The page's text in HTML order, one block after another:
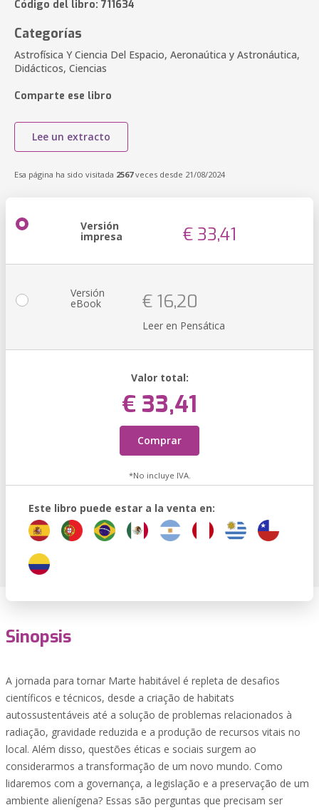
Código del libro: 711634
Categorías
Astrofísica Y Ciencia Del Espacio, Aeronaútica y Astronáutica,
Didácticos, Ciencias
Comparte ese libro
Lee un extracto
Esa página ha sido visitada 2567veces desde 21/08/2024
Versión
impresa € 33,41
Versión
eBook € 16,20
Leer en Pensática
Valor total:
€ 33,41
Comprar
*No incluye IVA.
Este libro puede estar a la venta en:
Sinopsis
A jornada para tornar Marte habitável é repleta de desafios
científicos e técnicos, desde a criação de habitats
autossustentáveis até a solução de problemas relacionados à
radiação, gravidade reduzida e a produção de recursos vitais no
local. Além disso, questões éticas e sociais surgem ao
considerarmos a transformação de um novo mundo. Como
lidaremos com a governança, a legislação e a preservação de um
ambiente alienígena? Essas são perguntas que precisam ser